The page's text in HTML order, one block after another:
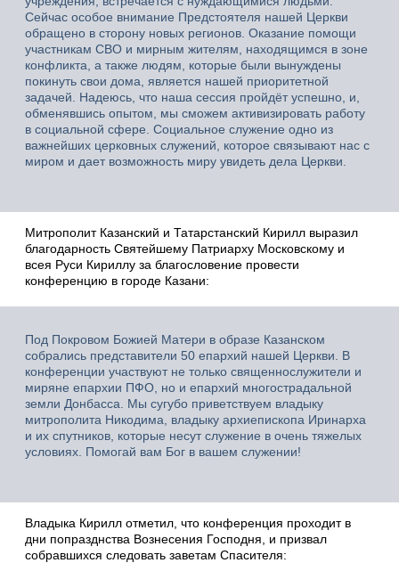
Сейчас особое внимание Предстоятеля нашей Церкви
обращено в сторону новых регионов. Оказание помощи
участникам СВО и мирным жителям, находящимся в зоне
конфликта, а также людям, которые были вынуждены
покинуть свои дома, является нашей приоритетной
задачей. Надеюсь, что наша сессия пройдёт успешно, и,
обменявшись опытом, мы сможем активизировать работу
в социальной сфере. Социальное служение одно из
важнейших церковных служений, которое связывают нас с
миром и дает возможность миру увидеть дела Церкви.
Митрополит Казанский и Татарстанский Кирилл выразил
благодарность Святейшему Патриарху Московскому и
всея Руси Кириллу за благословение провести
конференцию в городе Казани:
Под Покровом Божией Матери в образе Казанском
собрались представители 50 епархий нашей Церкви. В
конференции участвуют не только священнослужители и
миряне епархии ПФО, но и епархий многострадальной
земли Донбасса. Мы сугубо приветствуем владыку
митрополита Никодима, владыку архиепископа Иринарха
и их спутников, которые несут служение в очень тяжелых
условиях. Помогай вам Бог в вашем служении!
Владыка Кирилл отметил, что конференция проходит в
дни попразднства Вознесения Господня, и призвал
собравшихся следовать заветам Спасителя: